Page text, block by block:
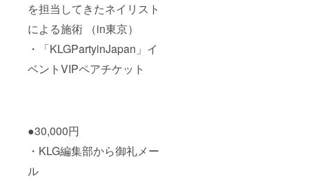
を担当してきたネイリスト
による施術 （in東京）
・「KLGPartyinJapan」イ
ベントVIPペアチケット
●30,000円
・KLG編集部から御礼メー
ル